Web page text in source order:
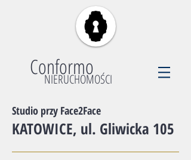
Conformo
NIERUCHOMOŚCI
Studio przy Face2Face
​KATOWICE, ul. Gliwicka 105